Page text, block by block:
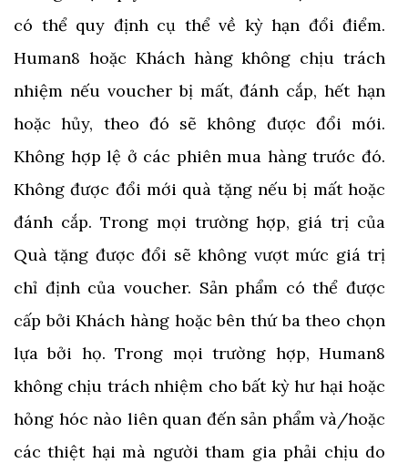
có thể quy định cụ thể về kỳ hạn đổi điểm.
Human8 hoặc Khách hàng không chịu trách
nhiệm nếu voucher bị mất, đánh cắp, hết hạn
hoặc hủy, theo đó sẽ không được đổi mới.
Không hợp lệ ở các phiên mua hàng trước đó.
Không được đổi mới quà tặng nếu bị mất hoặc
đánh cắp. Trong mọi trường hợp, giá trị của
Quà tặng được đổi sẽ không vượt mức giá trị
chỉ định của voucher. Sản phẩm có thể được
cấp bởi Khách hàng hoặc bên thứ ba theo chọn
lựa bởi họ. Trong mọi trường hợp, Human8
không chịu trách nhiệm cho bất kỳ hư hại hoặc
hỏng hóc nào liên quan đến sản phẩm và/hoặc
các thiệt hại mà người tham gia phải chịu do